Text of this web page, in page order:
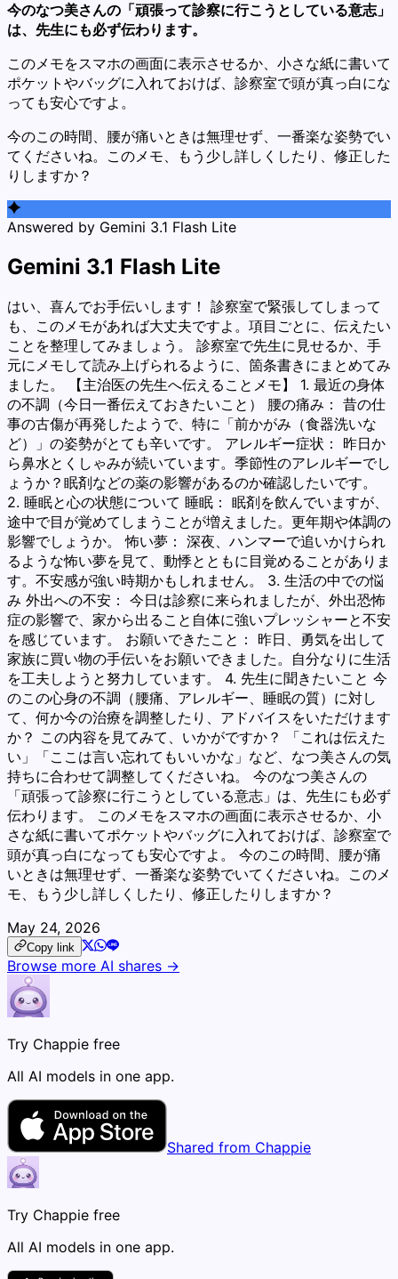
今のなつ美さんの「頑張って診察に行こうとしている意志」
は、先生にも必ず伝わります。
このメモをスマホの画面に表示させるか、小さな紙に書いて
ポケットやバッグに入れておけば、診察室で頭が真っ白にな
っても安心ですよ。
今のこの時間、腰が痛いときは無理せず、一番楽な姿勢でい
てくださいね。このメモ、もう少し詳しくしたり、修正した
りしますか？
Answered by Gemini 3.1 Flash Lite
Gemini 3.1 Flash Lite
はい、喜んでお手伝いします！ 診察室で緊張してしまって
も、このメモがあれば大丈夫ですよ。項目ごとに、伝えたい
ことを整理してみましょう。 診察室で先生に見せるか、手
元にメモして読み上げられるように、箇条書きにまとめてみ
ました。 【主治医の先生へ伝えることメモ】 1. 最近の身体
の不調（今日一番伝えておきたいこと） 腰の痛み： 昔の仕
事の古傷が再発したようで、特に「前かがみ（食器洗いな
ど）」の姿勢がとても辛いです。 アレルギー症状： 昨日か
ら鼻水とくしゃみが続いています。季節性のアレルギーでし
ょうか？眠剤などの薬の影響があるのか確認したいです。
2. 睡眠と心の状態について 睡眠： 眠剤を飲んでいますが、
途中で目が覚めてしまうことが増えました。更年期や体調の
影響でしょうか。 怖い夢： 深夜、ハンマーで追いかけられ
るような怖い夢を見て、動悸とともに目覚めることがありま
す。不安感が強い時期かもしれません。 3. 生活の中での悩
み 外出への不安： 今日は診察に来られましたが、外出恐怖
症の影響で、家から出ること自体に強いプレッシャーと不安
を感じています。 お願いできたこと： 昨日、勇気を出して
家族に買い物の手伝いをお願いできました。自分なりに生活
を工夫しようと努力しています。 4. 先生に聞きたいこと 今
のこの心身の不調（腰痛、アレルギー、睡眠の質）に対し
て、何か今の治療を調整したり、アドバイスをいただけます
か？ この内容を見てみて、いかがですか？ 「これは伝えた
い」「ここは言い忘れてもいいかな」など、なつ美さんの気
持ちに合わせて調整してくださいね。 今のなつ美さんの
「頑張って診察に行こうとしている意志」は、先生にも必ず
伝わります。 このメモをスマホの画面に表示させるか、小
さな紙に書いてポケットやバッグに入れておけば、診察室で
頭が真っ白になっても安心ですよ。 今のこの時間、腰が痛
いときは無理せず、一番楽な姿勢でいてくださいね。このメ
モ、もう少し詳しくしたり、修正したりしますか？
May 24, 2026
Copy link
Browse more AI shares →
Try Chappie free
All AI models in one app.
Shared from Chappie
Try Chappie free
All AI models in one app.